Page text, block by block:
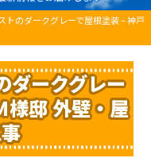
トのダークグレーで屋根塗装 – 神戸
ダークグレー
様邸 外壁・屋